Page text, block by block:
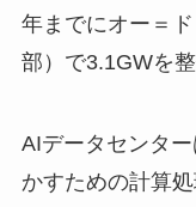
年までにオー＝
部）で3.1GWを
AIデータセンタ
かすための計算